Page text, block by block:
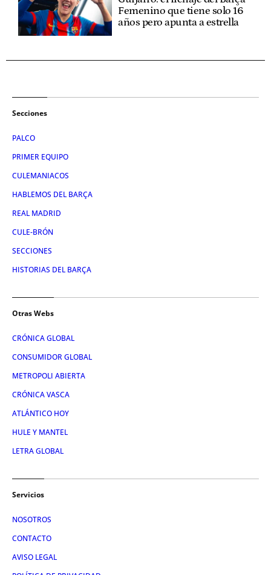
Femenino que tiene solo 16
años pero apunta a estrella
Secciones
PALCO
PRIMER EQUIPO
CULEMANIACOS
HABLEMOS DEL BARÇA
REAL MADRID
CULE-BRÓN
SECCIONES
HISTORIAS DEL BARÇA
Otras Webs
CRÓNICA GLOBAL
CONSUMIDOR GLOBAL
METROPOLI ABIERTA
CRÓNICA VASCA
ATLÁNTICO HOY
HULE Y MANTEL
LETRA GLOBAL
Servicios
NOSOTROS
CONTACTO
AVISO LEGAL